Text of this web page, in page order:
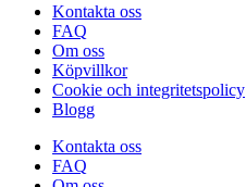
Kontakta oss
FAQ
Om oss
Köpvillkor
Cookie och integritetspolicy
Blogg
Kontakta oss
FAQ